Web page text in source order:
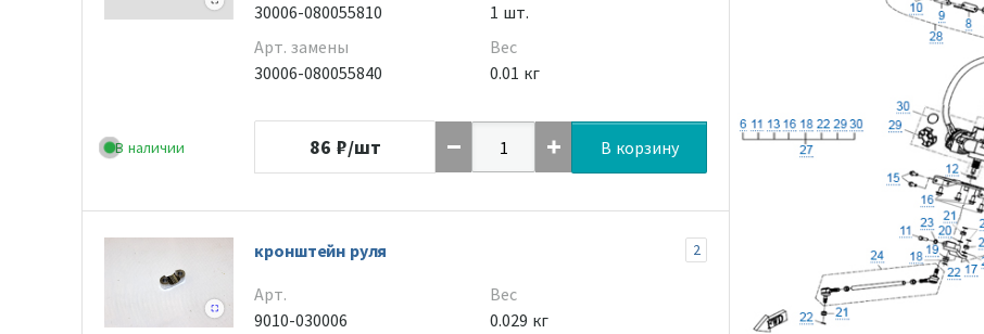
В наличии
30006-080055810
Арт. замены
30006-080055840
1 шт.
Вес
0.01 кг
86 ₽/шт В корзину
кронштейн руля 2
Арт.
9010-030006
Вес
0.029 кг